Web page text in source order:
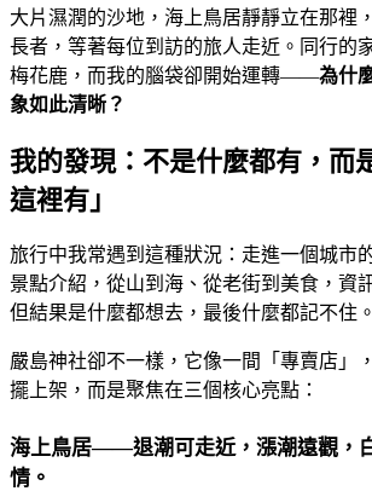
大片濕潤的沙地，海上鳥居靜靜立在那裡
長者，等著每位到訪的旅人走近。同行的
梅花鹿，而我的腦袋卻開始運轉——為什
象如此清晰？
我的發現：不是什麼都有，而
這裡有」
旅行中我常遇到這種狀況：走進一個城市
景點介紹，從山到海、從老街到美食，資
但結果是什麼都想去，最後什麼都記不住。
嚴島神社卻不一樣，它像一間「專賣店」
擺上架，而是聚焦在三個核心亮點：
海上鳥居——退潮可走近，漲潮遠觀，
情。